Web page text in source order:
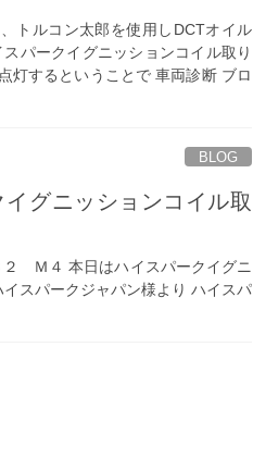
トルコン太郎を使用しDCTオイル
パークイグニッションコイル取り
灯するということで 車両診断 ブロ
BLOG
グニッションコイル取
Ｍ４ 本日はハイスパークイグニ
スパークジャパン様より ハイスパ